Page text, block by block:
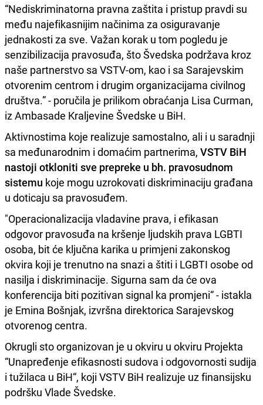
“Nediskriminatorna pravna zaštita i pristup pravdi su
među najefikasnijim načinima za osiguravanje
jednakosti za sve. Važan korak u tom pogledu je
senzibilizacija pravosuđa, što Švedska podržava kroz
naše partnerstvo sa VSTV-om, kao i sa Sarajevskim
otvorenim centrom i drugim organizacijama civilnog
društva.” - poručila je prilikom obraćanja Lisa Curman,
iz Ambasade Kraljevine Švedske u BiH.
Aktivnostima koje realizuje samostalno, ali i u saradnji
sa međunarodnim i domaćim partnerima, VSTV BiH
nastoji otkloniti sve prepreke u bh. pravosudnom
sistemu koje mogu uzrokovati diskriminaciju građana
u doticaju sa pravosuđem.
"Operacionalizacija vladavine prava, i efikasan
odgovor pravosuđa na kršenje ljudskih prava LGBTI
osoba, bit će ključna karika u primjeni zakonskog
okvira koji je trenutno na snazi a štiti i LGBTI osobe od
nasilja i diskriminacije. Sigurna sam da će ova
konferencija biti pozitivan signal ka promjeni“ - istakla
je Emina Bošnjak, izvršna direktorica Sarajevskog
otvorenog centra.
Okrugli sto organizovan je u okviru u okviru Projekta
“Unapređenje efikasnosti sudova i odgovornosti sudija
i tužilaca u BiH“, koji VSTV BiH realizuje uz finansijsku
podršku Vlade Švedske.